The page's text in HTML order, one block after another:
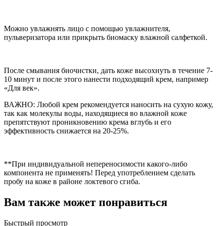
Можно увлажнять лицо с помощью увлажнителя,
пульверизатора или прикрыть биомаску влажной салфеткой.
После смывания биочистки, дать коже высохнуть в течение 7-
10 минут и после этого нанести подходящий крем, например
«Для век».
ВАЖНО: Любой крем рекомендуется наносить на сухую кожу,
так как молекулы воды, находящиеся во влажной коже
препятствуют проникновению крема вглубь и его
эффективность снижается на 20-25%.
**При индивидуальной непереносимости какого-либо
компонента не применять! Перед употреблением сделать
пробу на коже в районе локтевого сгиба.
Вам также может понравиться
Быстрый просмотр